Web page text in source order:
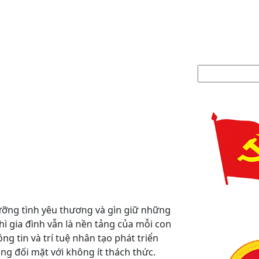
tình yêu thương và gìn giữ những
gia đình vẫn là nền tảng của mỗi con
tin và trí tuệ nhân tạo phát triển
đối mặt với không ít thách thức.